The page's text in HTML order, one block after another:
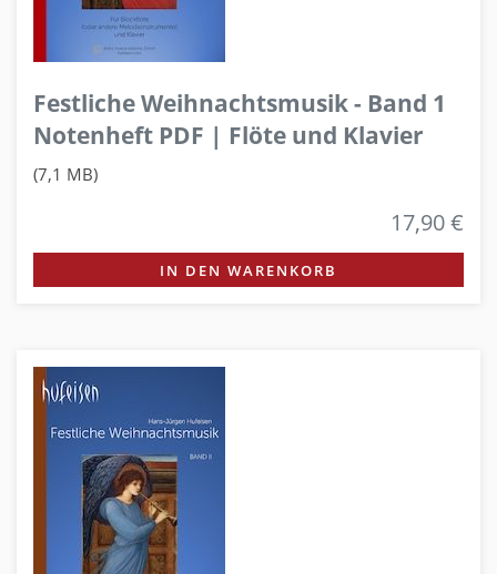
Festliche Weihnachtsmusik - Band 1
Notenheft PDF | Flöte und Klavier
(7,1 MB)
17,90 €
IN DEN WARENKORB